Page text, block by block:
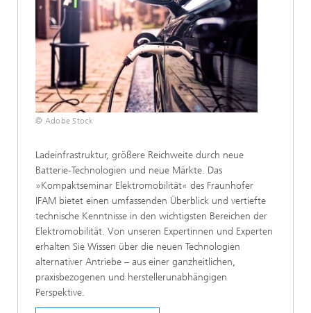
© Adobe Stock
Ladeinfrastruktur, größere Reichweite durch neue
Batterie-Technologien und neue Märkte. Das
»Kompaktseminar Elektromobilität« des Fraunhofer
IFAM bietet einen umfassenden Überblick und vertiefte
technische Kenntnisse in den wichtigsten Bereichen der
Elektromobilität. Von unseren Expertinnen und Experten
erhalten Sie Wissen über die neuen Technologien
alternativer Antriebe – aus einer ganzheitlichen,
praxisbezogenen und herstellerunabhängigen
Perspektive.